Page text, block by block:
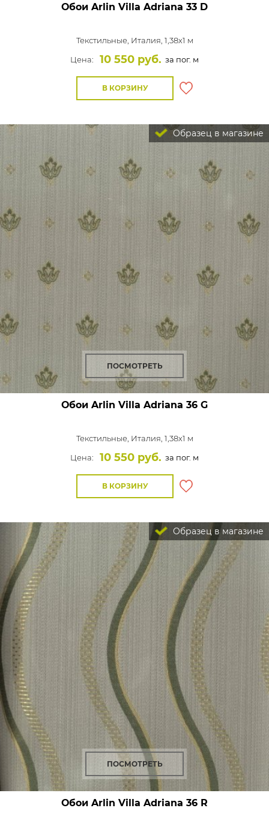
Обои Arlin Villa Adriana 33 D
Текстильные, Италия, 1,38x1 м
Цена:
10 550 руб. за пог. м
В КОРЗИНУ
Образец в магазине
ПОСМОТРЕТЬ
Обои Arlin Villa Adriana 36 G
Текстильные, Италия, 1,38x1 м
Цена:
10 550 руб. за пог. м
В КОРЗИНУ
Образец в магазине
ПОСМОТРЕТЬ
Обои Arlin Villa Adriana 36 R